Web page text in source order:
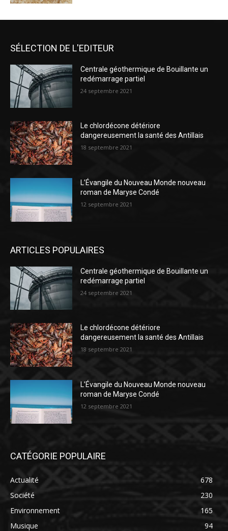
SÉLECTION DE L'EDITEUR
Centrale géothermique de Bouillante un
redémarrage partiel
24 septembre 2021
Le chlordécone détériore
dangereusement la santé des Antillais
18 septembre 2021
L’Évangile du Nouveau Monde nouveau
roman de Maryse Condé
12 septembre 2021
ARTICLES POPULAIRES
Centrale géothermique de Bouillante un
redémarrage partiel
24 septembre 2021
Le chlordécone détériore
dangereusement la santé des Antillais
18 septembre 2021
L’Évangile du Nouveau Monde nouveau
roman de Maryse Condé
12 septembre 2021
CATÉGORIE POPULAIRE
Actualité
678
Société
230
Environnement
165
Musique
94